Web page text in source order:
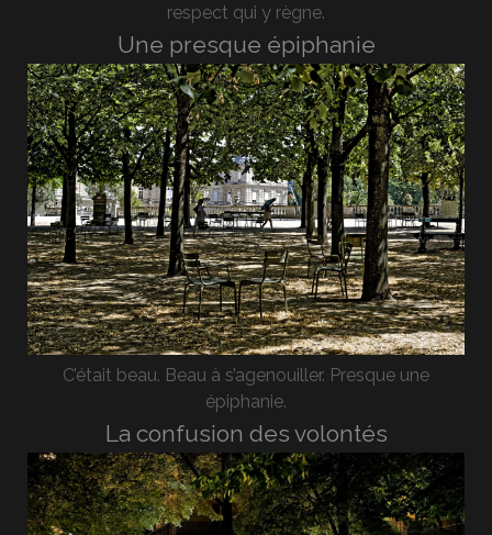
respect qui y règne.
Une presque épiphanie
C’était beau. Beau à s’agenouiller. Presque une
épiphanie.
La confusion des volontés